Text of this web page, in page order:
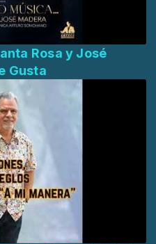
Rosa y José
Gusta